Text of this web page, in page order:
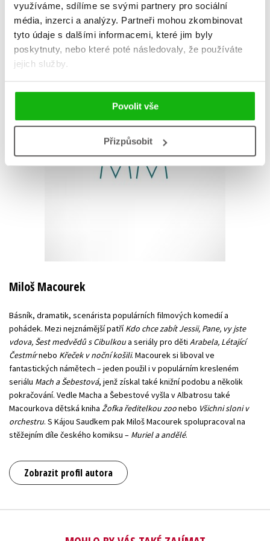
využíváme, sdílíme se svými partnery pro sociální
média, inzerci a analýzy. Partneři mohou zkombinovat
tyto údaje s dalšími informacemi, které jim byly
poskytnuty, nebo které poté následovaly, že používáte
jejich služby.
Povolit vše
Přizpůsobit
Miloš Macourek
Básník, dramatik, scenárista populárních filmových komedií a
pohádek. Mezi nejznámější patříKdo chce zabít Jessii, Pane, vy jste
vdova, Šest medvědů s Cibulkoua seriály pro děti Arabela, Létající
Čestmírnebo Křeček v noční košili. Macourek si liboval ve
fantastických námětech – jeden použil i v populárním kresleném
seriálu Mach a Šebestová, jenž získal také knižní podobu a několik
pokračování. Vedle Macha a Šebestové vyšla v Albatrosu také
Macourkova dětská kniha Žofka ředitelkou zoonebo Všichni sloni v
orchestru. S Kájou Saudkem pak Miloš Macourek spolupracoval na
stěžejním díle českého komiksu – Muriel a andělé.
Zobrazit profil autora